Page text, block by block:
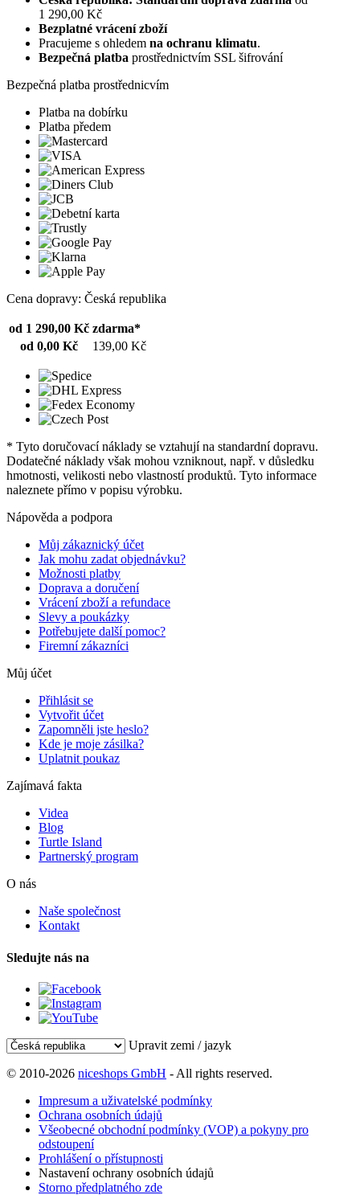
1 290,00 Kč
Bezplatné vrácení zboží
Pracujeme s ohledem na ochranu klimatu.
Bezpečná platba prostřednictvím SSL šifrování
Bezpečná platba prostřednicvím
Platba na dobírku
Platba předem
Cena dopravy: Česká republika
od 1 290,00 Kč zdarma*
od 0,00 Kč
139,00 Kč
* Tyto doručovací náklady se vztahují na standardní dopravu.
Dodatečné náklady však mohou vzniknout, např. v důsledku
hmotnosti, velikosti nebo vlastností produktů. Tyto informace
naleznete přímo v popisu výrobku.
Nápověda a podpora
Můj zákaznický účet
Jak mohu zadat objednávku?
Možnosti platby
Doprava a doručení
Vrácení zboží a refundace
Slevy a poukázky
Potřebujete další pomoc?
Firemní zákazníci
Můj účet
Přihlásit se
Vytvořit účet
Zapomněli jste heslo?
Kde je moje zásilka?
Uplatnit poukaz
Zajímavá fakta
Videa
Blog
Turtle Island
Partnerský program
O nás
Naše společnost
Kontakt
Sledujte nás na
Upravit zemi / jazyk
© 2010-2026 niceshops GmbH - All rights reserved.
Impresum a uživatelské podmínky
Ochrana osobních údajů
Všeobecné obchodní podmínky (VOP) a pokyny pro
odstoupení
Prohlášení o přístupnosti
Nastavení ochrany osobních údajů
Storno předplatného zde